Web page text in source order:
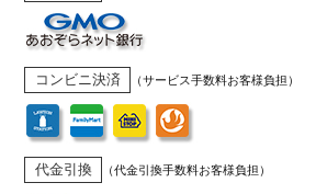
コンビニ決済 （サービス手数料お客様負担）
代金引換 （代金引換手数料お客様負担）